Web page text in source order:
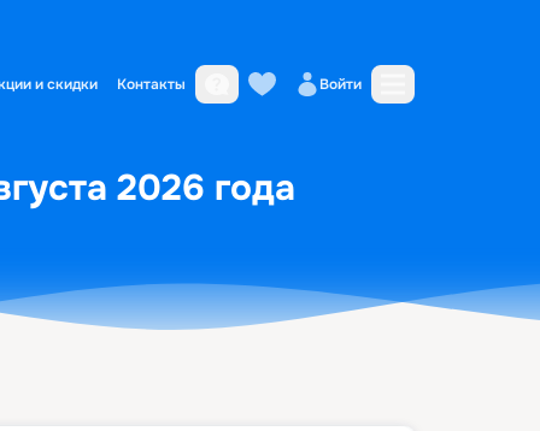
и скидки Контакты Войти
2026 года